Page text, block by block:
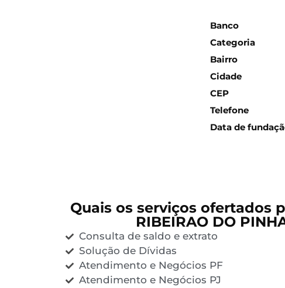
Banco
Categoria
Bairro
Cidade
CEP
Telefone
Data de
Quais os serviços ofertados
RIBEIRAO DO
Consulta de saldo e extrato
Solução de Dívidas
Atendimento e Negócios PF
Atendimento e Negócios PJ